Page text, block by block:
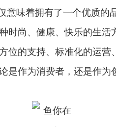
意味着拥有了一个优质的
时尚、健康、快乐的生活
位的支持、标准化的运营
是作为消费者，还是作为